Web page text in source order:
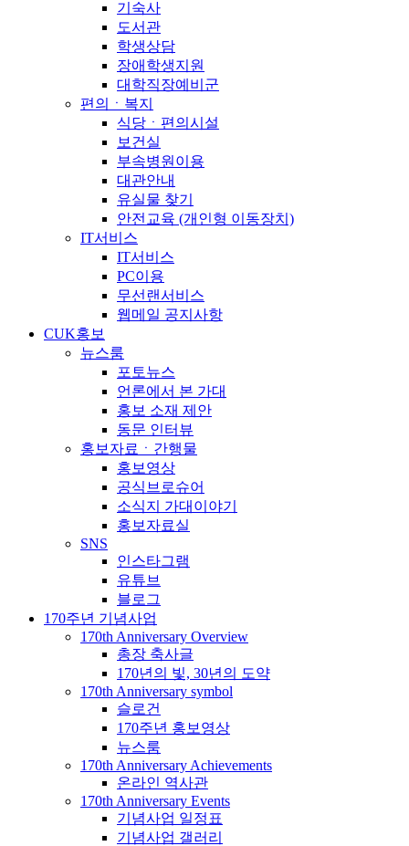
기숙사
도서관
학생상담
장애학생지원
대학직장예비군
편의ㆍ복지
식당ㆍ편의시설
보건실
부속병원이용
대관안내
유실물 찾기
안전교육 (개인형 이동장치)
IT서비스
IT서비스
PC이용
무선랜서비스
웹메일 공지사항
CUK홍보
뉴스룸
포토뉴스
언론에서 본 가대
홍보 소재 제안
동문 인터뷰
홍보자료ㆍ간행물
홍보영상
공식브로슈어
소식지 가대이야기
홍보자료실
SNS
인스타그램
유튜브
블로그
170주년 기념사업
170th Anniversary Overview
총장 축사글
170년의 빛, 30년의 도약
170th Anniversary symbol
슬로건
170주년 홍보영상
뉴스룸
170th Anniversary Achievements
온라인 역사관
170th Anniversary Events
기념사업 일정표
기념사업 갤러리